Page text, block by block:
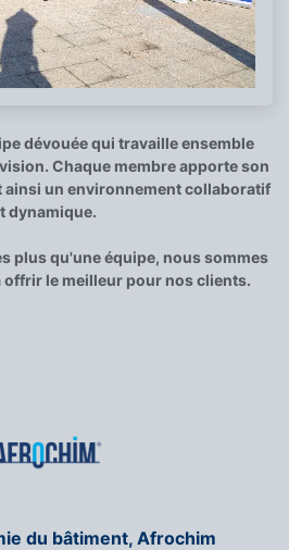
dévouée qui travaille ensemble
Chaque membre apporte son
ainsi un environnement collaboratif
dynamique.
plus qu'une équipe, nous sommes
offrir le meilleur pour nos clients.
du bâtiment, Afrochim